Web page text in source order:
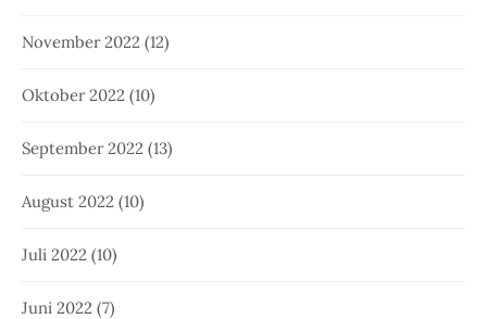
November 2022 (12)
Oktober 2022 (10)
September 2022 (13)
August 2022 (10)
Juli 2022 (10)
Juni 2022 (7)